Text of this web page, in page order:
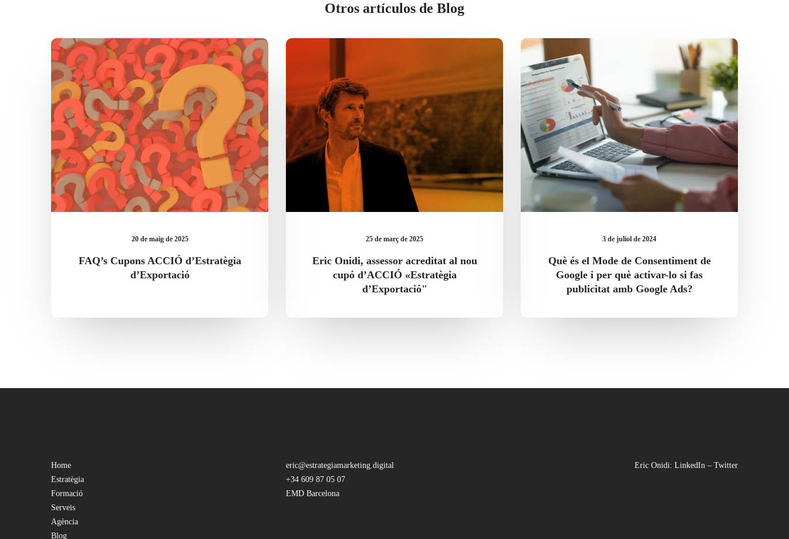
Otros artículos de Blog
FAQ’s
Cupons
ACCIÓ
d’Estratègia
d’Exportació
20 de maig de 2025
FAQ’s Cupons ACCIÓ d’Estratègia
d’Exportació
assessor
al
nou
cupó
d’ACCIÓ
«Estratègia
d’Exportació"
25 de març de 2025
Eric Onidi, assessor acreditat al nou
cupó d’ACCIÓ «Estratègia
d’Exportació"
de
Consentiment
de
Google
i
per
què
lo
fas
publicitat
amb
Google
3 de juliol de 2024
Què és el Mode de Consentiment de
Google i per què activar-lo si fas
publicitat amb Google Ads?
Home
Estratègia
Formació
Serveis
Agència
Blog
eric@estrategiamarketing.digital
+34 609 87 05 07
EMD Barcelona
Eric Onidi: LinkedIn – Twitter